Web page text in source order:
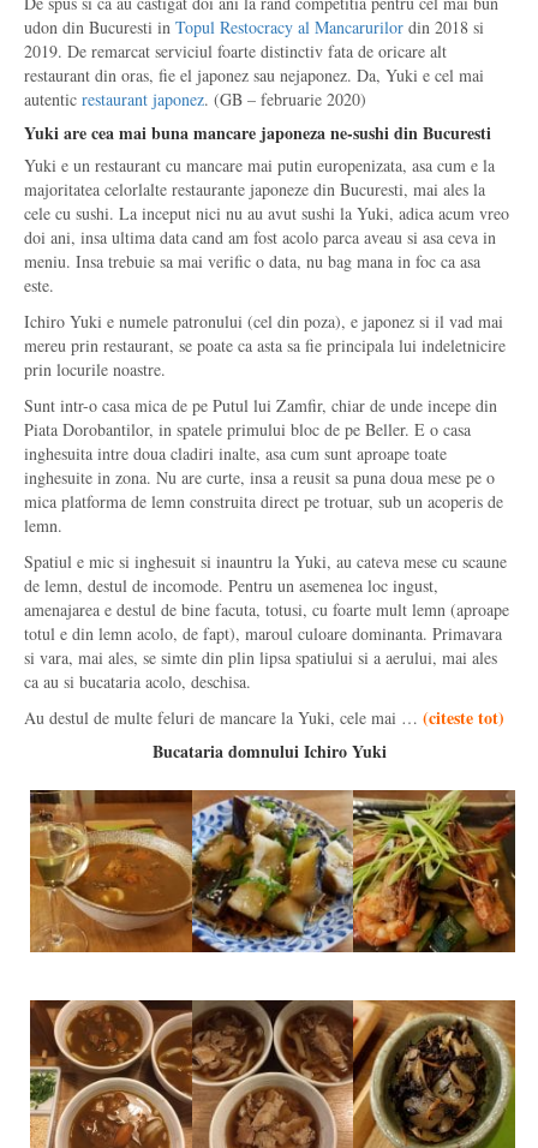
udon din Bucuresti in Topul Restocracy al Mancarurilor din 2018 si
2019. De remarcat serviciul foarte distinctiv fata de oricare alt
restaurant din oras, fie el japonez sau nejaponez. Da, Yuki e cel mai
autentic restaurant japonez. (GB – februarie 2020)
Yuki are cea mai buna mancare japoneza ne-sushi din Bucuresti
Yuki e un restaurant cu mancare mai putin europenizata, asa cum e la
majoritatea celorlalte restaurante japoneze din Bucuresti, mai ales la
cele cu sushi. La inceput nici nu au avut sushi la Yuki, adica acum vreo
doi ani, insa ultima data cand am fost acolo parca aveau si asa ceva in
meniu. Insa trebuie sa mai verific o data, nu bag mana in foc ca asa
este.
Ichiro Yuki e numele patronului (cel din poza), e japonez si il vad mai
mereu prin restaurant, se poate ca asta sa fie principala lui indeletnicire
prin locurile noastre.
Sunt intr-o casa mica de pe Putul lui Zamfir, chiar de unde incepe din
Piata Dorobantilor, in spatele primului bloc de pe Beller. E o casa
inghesuita intre doua cladiri inalte, asa cum sunt aproape toate
inghesuite in zona. Nu are curte, insa a reusit sa puna doua mese pe o
mica platforma de lemn construita direct pe trotuar, sub un acoperis de
lemn.
Spatiul e mic si inghesuit si inauntru la Yuki, au cateva mese cu scaune
de lemn, destul de incomode. Pentru un asemenea loc ingust,
amenajarea e destul de bine facuta, totusi, cu foarte mult lemn (aproape
totul e din lemn acolo, de fapt), maroul culoare dominanta. Primavara
si vara, mai ales, se simte din plin lipsa spatiului si a aerului, mai ales
ca au si bucataria acolo, deschisa.
Au destul de multe feluri de mancare la Yuki, cele mai … (citeste tot)
Bucataria domnului Ichiro Yuki